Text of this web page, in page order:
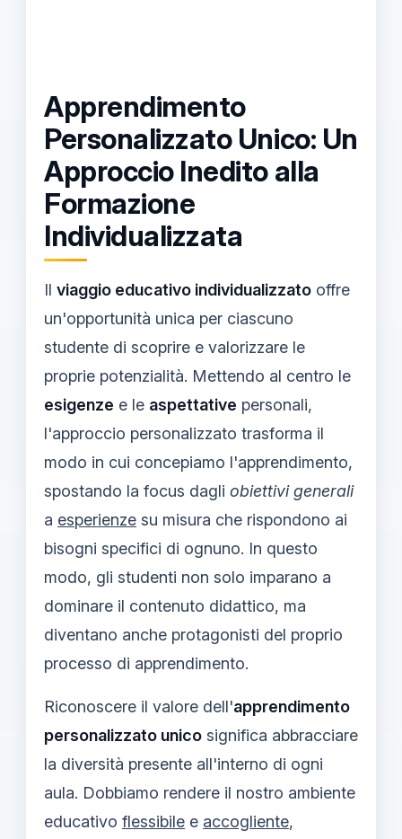
Apprendimento
Personalizzato Unico: Un
Approccio Inedito alla
Formazione
Individualizzata
Il viaggio educativo individualizzato offre
un'opportunità unica per ciascuno
studente di scoprire e valorizzare le
proprie potenzialità. Mettendo al centro le
esigenze e le aspettative personali,
l'approccio personalizzato trasforma il
modo in cui concepiamo l'apprendimento,
spostando la focus dagli obiettivi generali
a esperienze su misura che rispondono ai
bisogni specifici di ognuno. In questo
modo, gli studenti non solo imparano a
dominare il contenuto didattico, ma
diventano anche protagonisti del proprio
processo di apprendimento.
Riconoscere il valore dell'apprendimento
personalizzato unico significa abbracciare
la diversità presente all'interno di ogni
aula. Dobbiamo rendere il nostro ambiente
educativo flessibile e accogliente,